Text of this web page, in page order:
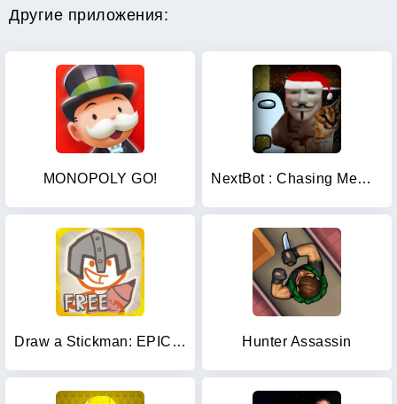
Другие приложения:
MONOPOLY GO! NextBot : Chasing Memes
Draw a Stickman: EPIC Free Hunter Assassin